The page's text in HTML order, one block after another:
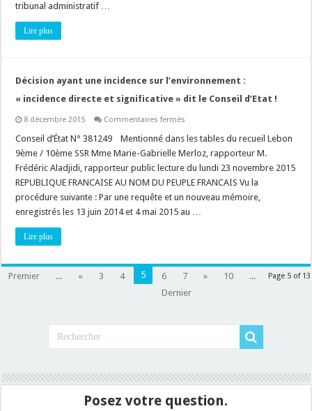
tribunal administratif …
Lire plus
Décision ayant une incidence sur l’environnement :
« incidence directe et significative » dit le Conseil d’Etat !
8 décembre 2015 Commentaires fermés
ayant
incidence
sur
l’environnement
:
directe
et
!
Conseil d’État N° 381249 Mentionné dans les tables du recueil Lebon
9ème / 10ème SSR Mme Marie-Gabrielle Merloz, rapporteur M.
Frédéric Aladjidi, rapporteur public lecture du lundi 23 novembre 2015
REPUBLIQUE FRANCAISE AU NOM DU PEUPLE FRANCAIS Vu la
procédure suivante : Par une requête et un nouveau mémoire,
enregistrés les 13 juin 2014 et 4 mai 2015 au …
Lire plus
Page 5 of 13
Premier ... « 3 4 5 6 7 » 10
...
Dernier
Posez votre question.